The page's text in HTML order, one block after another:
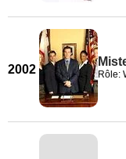
2002 Rôle: